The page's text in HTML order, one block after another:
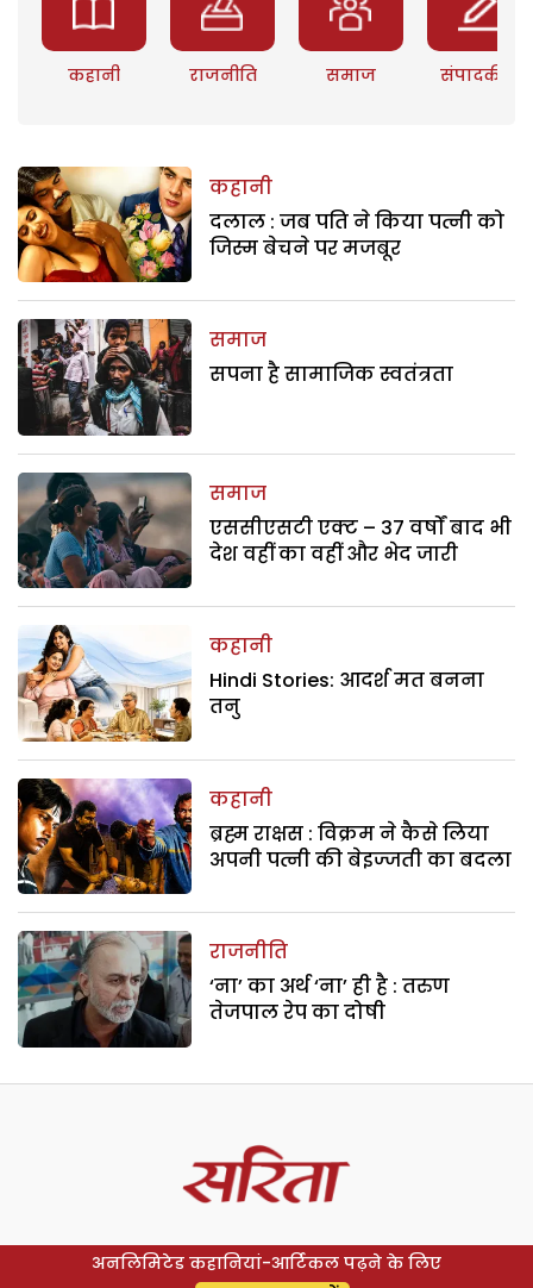
कहानी राजनीति समाज संपादकीय
कहानी
दलाल : जब पति ने किया पत्नी को
जिस्म बेचने पर मजबूर
समाज
सपना है सामाजिक स्वतंत्रता
समाज
एससीएसटी एक्ट – 37 वर्षों बाद भी
देश वहीं का वहीं और भेद जारी
कहानी
Hindi Stories: आदर्श मत बनना
तनु
कहानी
ब्रह्म राक्षस : विक्रम ने कैसे लिया
अपनी पत्नी की बेइज्जती का बदला
राजनीति
‘ना’ का अर्थ ‘ना’ ही है : तरुण
तेजपाल रेप का दोषी
अनलिमिटेड कहानियां-आर्टिकल पढ़ने के लिए